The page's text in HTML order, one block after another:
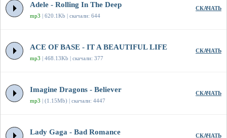
Adele - Rolling In The Deep
mp3 | 620.1Kb | скачали: 644
СКАЧАТЬ
ACE OF BASE - IT A BEAUTIFUL LIFE
mp3 | 468.13Kb | скачали: 377
СКАЧАТЬ
Imagine Dragons - Believer
mp3 | (1.15Mb) | скачали: 4447
СКАЧАТЬ
Lady Gaga - Bad Romance СКАЧАТЬ